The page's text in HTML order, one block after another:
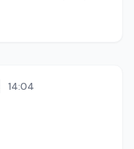
14:04